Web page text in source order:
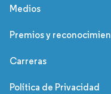
Medios
Premios y
Carreras
Política de Privacidad